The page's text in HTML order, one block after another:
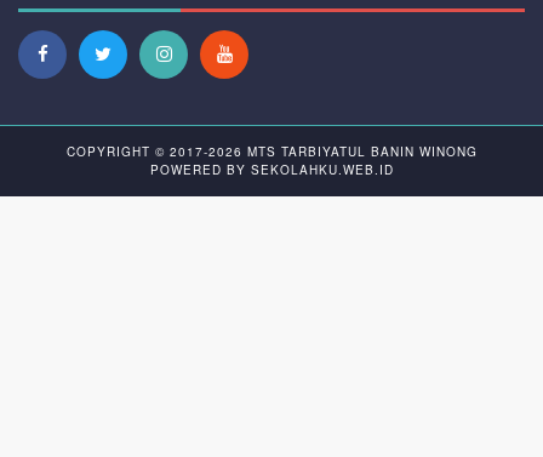
COPYRIGHT © 2017-2026 MTS TARBIYATUL BANIN WINONG
POWERED BY SEKOLAHKU.WEB.ID